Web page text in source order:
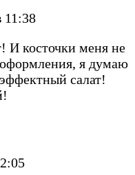
11:38
И косточки меня не
я думаю
салат!